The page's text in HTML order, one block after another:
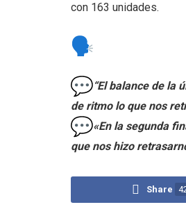
con 163 unidades.
“El balance de la
de ritmo lo que nos
«En la segunda
que nos hizo
Share